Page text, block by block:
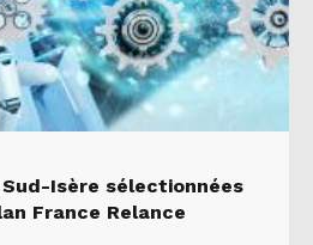
Isère sélectionnées
France Relance